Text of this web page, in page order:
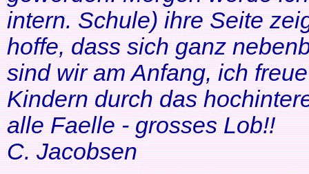
intern. Schule) ihre Seite
hoffe, dass sich ganz
sind wir am Anfang, ich
Kindern durch das
alle Faelle - grosses Lob!!
C. Jacobsen